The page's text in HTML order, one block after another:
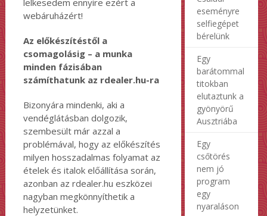
webáruházért!
Az előkészítéstől a
csomagolásig – a munka
minden fázisában
számíthatunk az rdealer.hu-ra
Bizonyára mindenki, aki a
vendéglátásban dolgozik,
szembesült már azzal a
problémával, hogy az előkészítés
milyen hosszadalmas folyamat az
ételek és italok előállítása során,
azonban az rdealer.hu eszközei
nagyban megkönnyíthetik a
helyzetünket.
eseményre
selfiegépet
bérelünk
Egy
barátommal
titokban
elutaztunk a
gyönyörű
Ausztriába
Egy
csőtörés
nem jó
program
egy
nyaraláson